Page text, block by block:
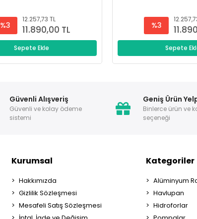
%3
12.257,73 TL
11.890,00 TL
Sepete Ekle
%3
Sepete
Güvenli Alışveriş
Güvenli ve kolay ödeme
sistemi
Geniş Ürün
Binlerce ürün ve
seçeneği
Kurumsal
Hakkımızda
Gizlilik Sözleşmesi
Mesafeli Satış Sözleşmesi
Kategoriler
Alüminyum
Havlupan
Hidroforlar